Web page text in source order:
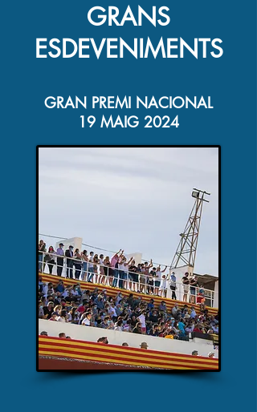
GRANS
ESDEVENIMENTS
GRAN PREMI NACIONAL
19 MAIG 2024